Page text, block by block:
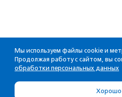
Мы используем файлы cookie и
Продолжая работу с сайтом, вы
обработки персональных данных
Хорошо